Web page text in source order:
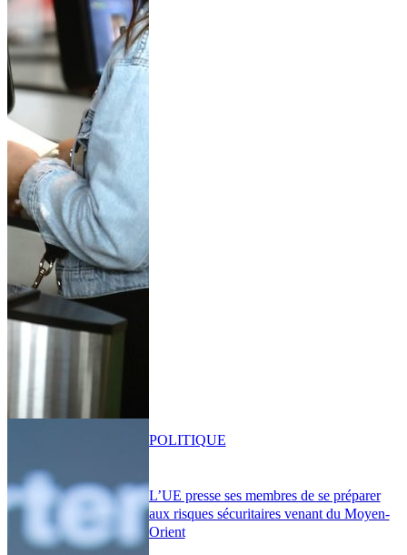
L’UE presse ses membres de se préparer
aux risques sécuritaires venant du Moyen-
Orient
POLITIQUE